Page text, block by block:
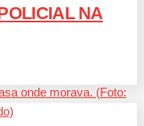
NA